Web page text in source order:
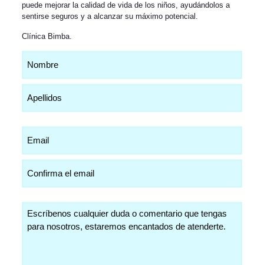
puede mejorar la calidad de vida de los niños, ayudándolos a
sentirse seguros y a alcanzar su máximo potencial.
Clínica Bimba.
(Obligatorio)
(Obligatorio)
(Obligatorio)